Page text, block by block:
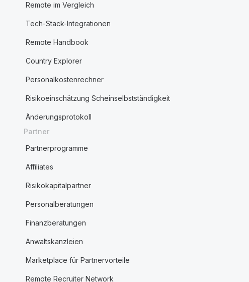
Remote im Vergleich
Tech-Stack-Integrationen
Remote Handbook
Country Explorer
Personalkostenrechner
Risikoeinschätzung Scheinselbstständigkeit
Änderungsprotokoll
Partner
Partnerprogramme
Affiliates
Risikokapitalpartner
Personalberatungen
Finanzberatungen
Anwaltskanzleien
Marketplace für Partnervorteile
Remote Recruiter Network